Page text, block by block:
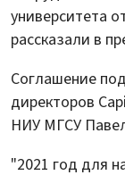
университета
рассказали в
Соглашение
директоров
НИУ МГСУ
"2021 год для